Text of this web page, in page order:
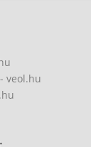
veol.hu